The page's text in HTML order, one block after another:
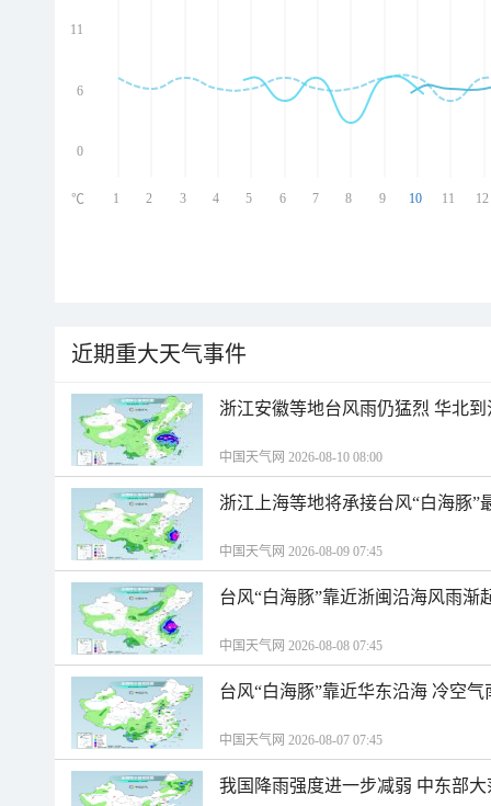
11
6
0
1 2 3 4 5 6 7 8 9 10 11 12
℃
近期重大天气事件
浙江安徽等地台风雨仍猛烈 华北
中国天气网 2026-08-10 08:00
浙江上海等地将承接台风“白海豚”
中国天气网 2026-08-09 07:45
台风“白海豚”靠近浙闽沿海风雨渐
中国天气网 2026-08-08 07:45
台风“白海豚”靠近华东沿海 冷空
中国天气网 2026-08-07 07:45
我国降雨强度进一步减弱 中东部